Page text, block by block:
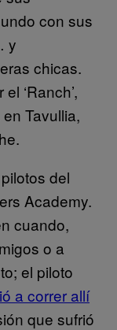
con sus
y
chicas.
‘Ranch’,
Tavullia,
del
Academy.
cuando,
o a
el piloto
a correr allí
que sufrió